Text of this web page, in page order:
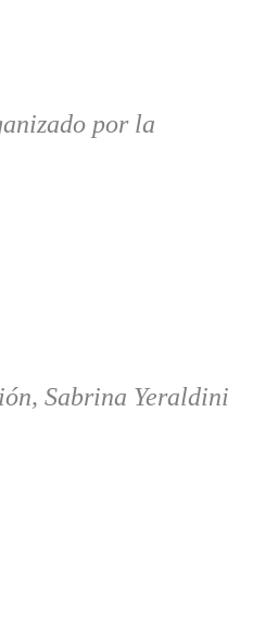
por la
Sabrina Yeraldini